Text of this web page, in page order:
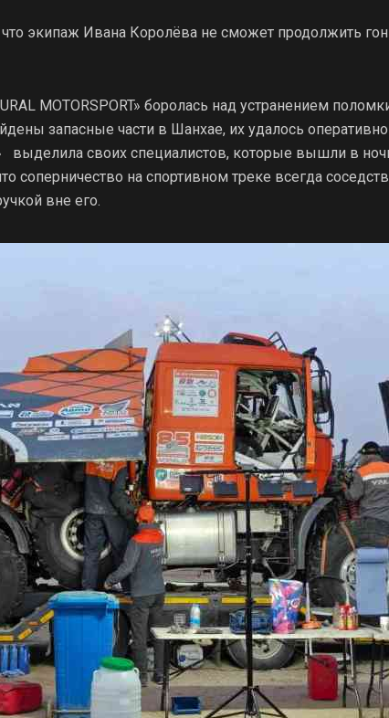
что экипаж Ивана Королёва не сможет продолжить
MOTORSPORT» боролась над устранением
запасные части в Шанхае, их удалось оперативно
своих специалистов, которые вышли в
соперничество на спортивном треке всегда
вне его.